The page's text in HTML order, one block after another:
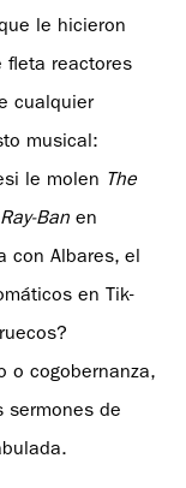
le hicieron
fleta reactores
cualquier
musical:
le molen The
Ray-Ban en
con Albares, el
en Tik-
o cogobernanza,
sermones de